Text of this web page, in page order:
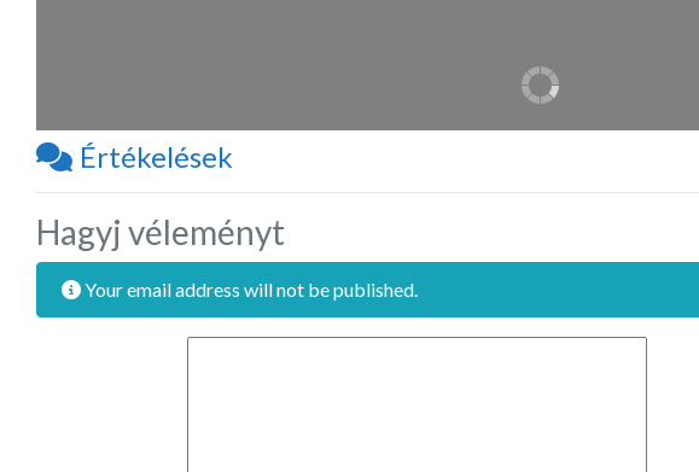
Értékelések
Hagyj véleményt
Your email address will not be published.